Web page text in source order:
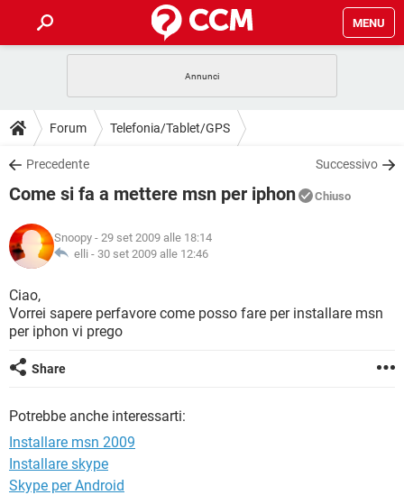
MENU
INTRATTENIMENTO ANDROID
iOS
INSTAGRAM WHATSAPP
TIKTOK
HARDWARE
GUIDE
COVID-19 GAMING
INSTAGRAM
TIKTOK
HARDWARE
DOWNLOAD
COVID-19 GAMING
INTRATTENIMENTO
iOS
INSTAGRAM
TIKTOK FACEBOOK
COVID-19
INTRATTENIMENTO
iOS
INSTAGRAM
TIKTOK
GLOSSARIO
COVID-19
INTRATTENIMENTO ANDROID
INSTAGRAM
TIKTOK
HARDWARE
Forum Telefonia/Tablet/GPS
Precedente Successivo
Come si fa a mettere msn per iphon Chiuso
Snoopy - 29 set 2009 alle 18:14
elli - 30 set 2009 alle 12:46
Ciao,
Vorrei sapere perfavore come posso fare per installare msn
per iphon vi prego
Share
Potrebbe anche interessarti:
Installare msn 2009
Installare skype
Skype per Android